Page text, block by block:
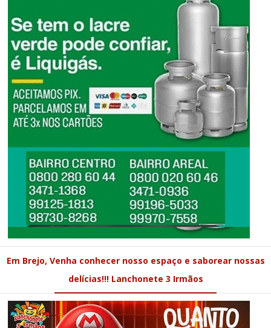
Em Brejo, Venha conhecer nosso espaço e saborear nossas
delícias!!! Lanchonete 3 Irmãos